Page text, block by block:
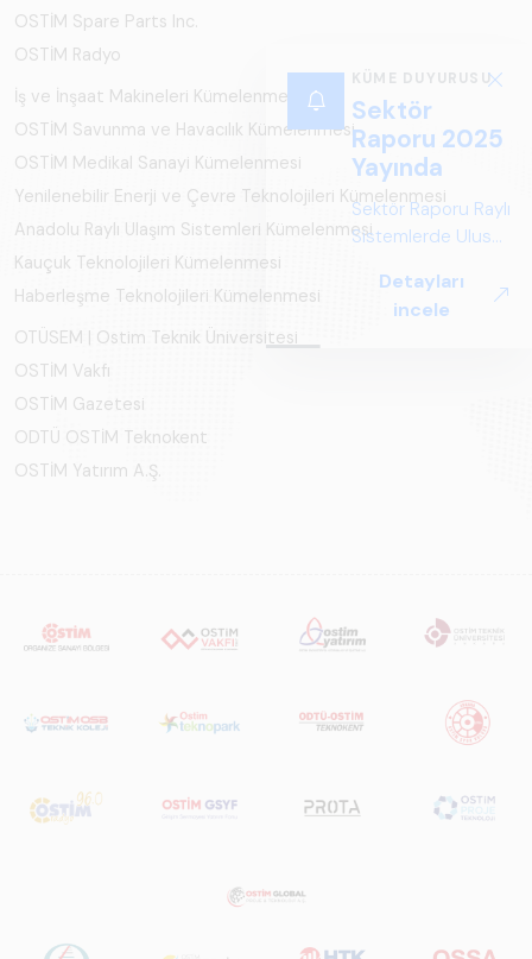
KÜME DUYURUSU
Sektör
Raporu 2025
Yayında
Sektör Raporu Raylı
Sistemlerde Ulusal
Perspektif ARUS
tarafından
ekosistem yapısı
ve gelecek
açısından kapsamlı
biçimde ele alan
Detayları
incele
OSTİM Spare Parts Inc.
OSTİM Radyo
İş ve İnşaat Makineleri Kümelenmesi
OSTİM Savunma ve Havacılık Kümelenmesi
OSTİM Medikal Sanayi Kümelenmesi
Yenilenebilir Enerji ve Çevre Teknolojileri Kümelenmesi
Anadolu Raylı Ulaşım Sistemleri Kümelenmesi
Kauçuk Teknolojileri Kümelenmesi
Haberleşme Teknolojileri Kümelenmesi
OTÜSEM | Ostim Teknik Üniversitesi
OSTİM Vakfı
OSTİM Gazetesi
ODTÜ OSTİM Teknokent
OSTİM Yatırım A.Ş.